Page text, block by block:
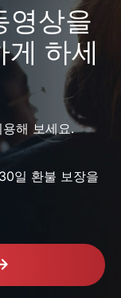
영상을
하세
해 보세요.
일 환불 보장을